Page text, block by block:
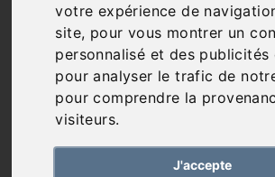
votre expérience de
site, pour vous montrer un
personnalisé et des publicités
pour analyser le trafic de
pour comprendre la
visiteurs.
J'accepte
Aucun véhicule dans le
pouvez en ajouter via notre page
véhicules